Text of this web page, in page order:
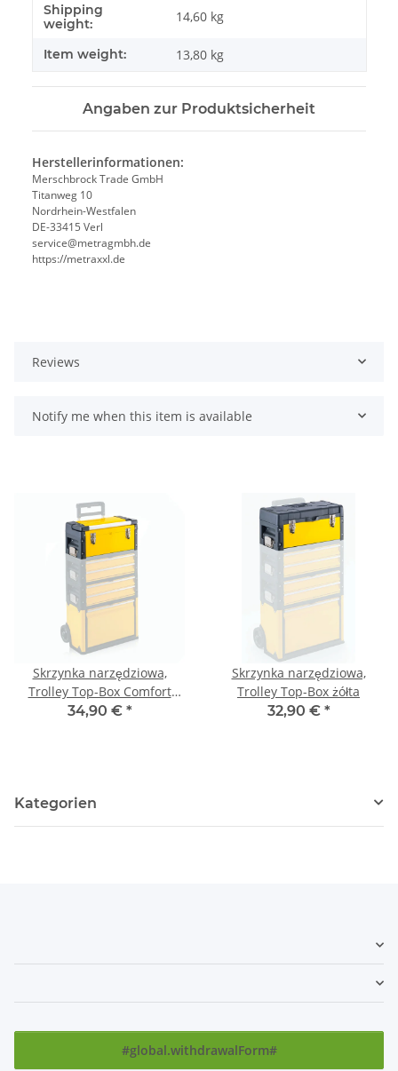
#productDetails.itemInformation#
#productDetails.itemValue#
Shipping
weight:
14,60 kg
Item weight: 13,80 kg
Angaben zur Produktsicherheit
Herstellerinformationen:
Merschbrock Trade GmbH
Titanweg 10
Nordrhein-Westfalen
DE-33415 Verl
service@metragmbh.de
https://metraxxl.de
Reviews
Notify me when this item is available
Skrzynka narzędziowa,
Trolley Top-Box Comfort
żółta
34,90 € *
Skrzynka narzędziowa,
Trolley Top-Box żółta
32,90 € *
Kategorien
#global.withdrawalForm#